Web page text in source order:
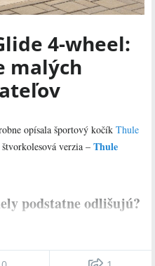
4-wheel:
malých
opísala športový kočík Thule
verzia – Thule
podstatne odlišujú?
modelmi Glide 3 a
nemá potrebné schválenie od
a šport